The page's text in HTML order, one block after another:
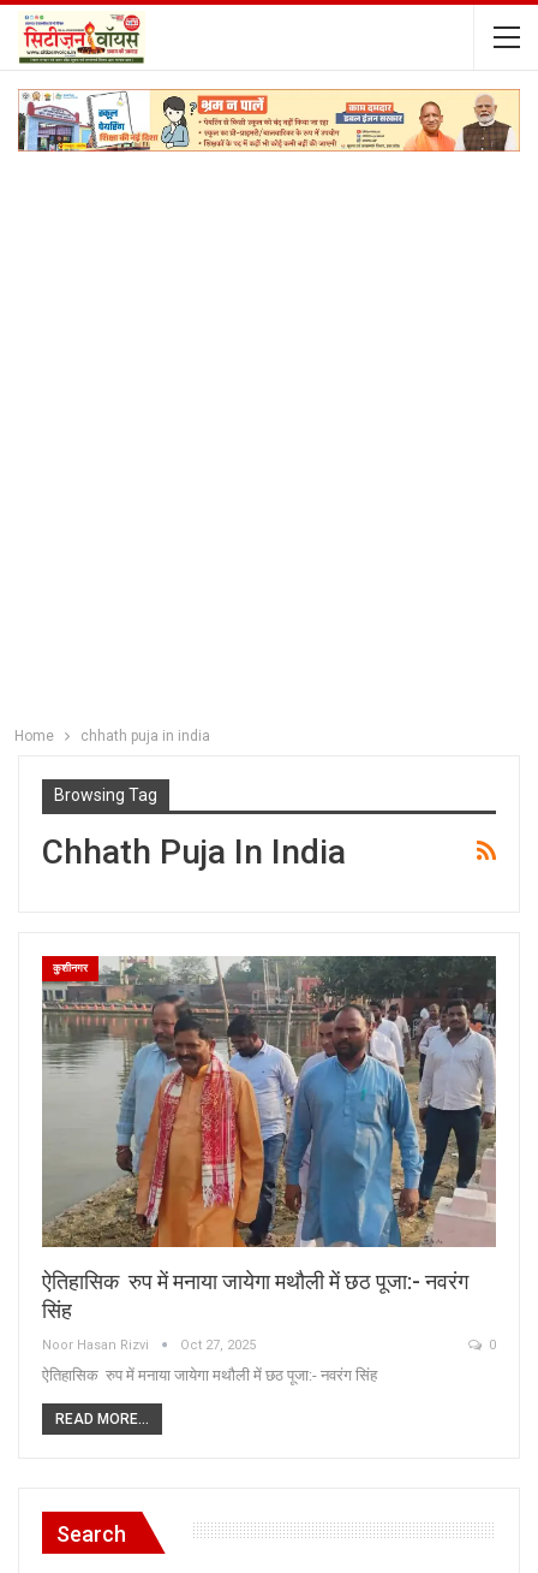
Home chhath puja in india
Browsing Tag
Chhath Puja In India
कुशीनगर
ऐतिहासिक रुप में मनाया जायेगा मथौली में छठ पूजा:- नवरंग
सिंह
Noor Hasan Rizvi Oct 27, 2025 0
ऐतिहासिक रुप में मनाया जायेगा मथौली में छठ पूजा:- नवरंग सिंह
READ MORE...
Search